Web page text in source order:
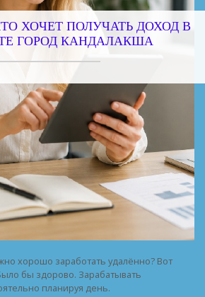
ХОЧЕТ ПОЛУЧАТЬ ДОХОД В
ГОРОД КАНДАЛАКША
хорошо заработать удалённо? Вот
бы здорово. Зарабатывать
планируя день.